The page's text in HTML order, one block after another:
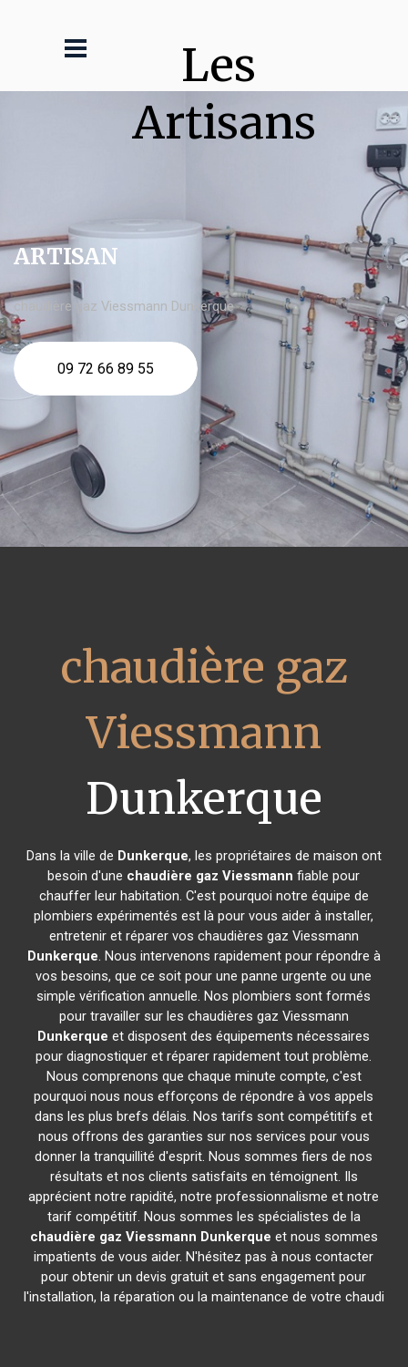
Les
Artisans
ARTISAN
chaudière gaz Viessmann Dunkerque
09 72 66 89 55
chaudière gaz
Viessmann
Dunkerque
Dans la ville de Dunkerque, les propriétaires de maison ont
besoin d'une chaudière gaz Viessmann fiable pour
chauffer leur habitation. C'est pourquoi notre équipe de
plombiers expérimentés est là pour vous aider à installer,
entretenir et réparer vos chaudières gaz Viessmann
Dunkerque. Nous intervenons rapidement pour répondre à
vos besoins, que ce soit pour une panne urgente ou une
simple vérification annuelle. Nos plombiers sont formés
pour travailler sur les chaudières gaz Viessmann
Dunkerque et disposent des équipements nécessaires
pour diagnostiquer et réparer rapidement tout problème.
Nous comprenons que chaque minute compte, c'est
pourquoi nous nous efforçons de répondre à vos appels
dans les plus brefs délais. Nos tarifs sont compétitifs et
nous offrons des garanties sur nos services pour vous
donner la tranquillité d'esprit. Nous sommes fiers de nos
résultats et nos clients satisfaits en témoignent. Ils
apprécient notre rapidité, notre professionnalisme et notre
tarif compétitif. Nous sommes les spécialistes de la
chaudière gaz Viessmann Dunkerque et nous sommes
impatients de vous aider. N'hésitez pas à nous contacter
pour obtenir un devis gratuit et sans engagement pour
l'installation, la réparation ou la maintenance de votre chaudi